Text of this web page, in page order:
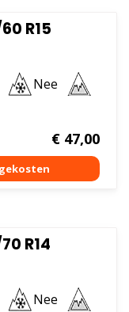
R15
Nee
€47,00
R14
Nee